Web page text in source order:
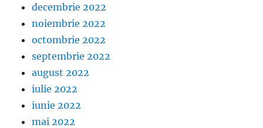
decembrie 2022
noiembrie 2022
octombrie 2022
septembrie 2022
august 2022
iulie 2022
iunie 2022
mai 2022